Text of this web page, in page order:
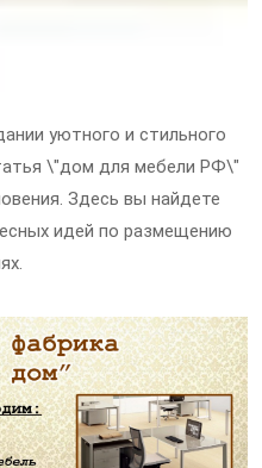
уютного и стильного
\"дом для мебели РФ\"
Здесь вы найдете
идей по размещению